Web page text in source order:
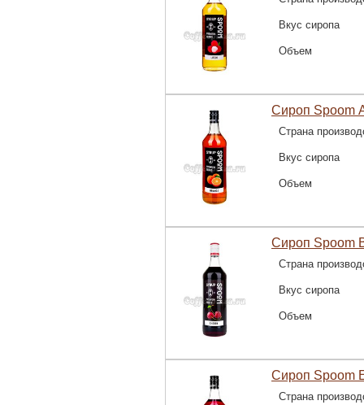
Вкус сиропа
Объем
Сироп Spoom
Страна
Вкус сиропа
Объем
Сироп Spoom
Страна
Вкус сиропа
Объем
Сироп Spoom
Страна